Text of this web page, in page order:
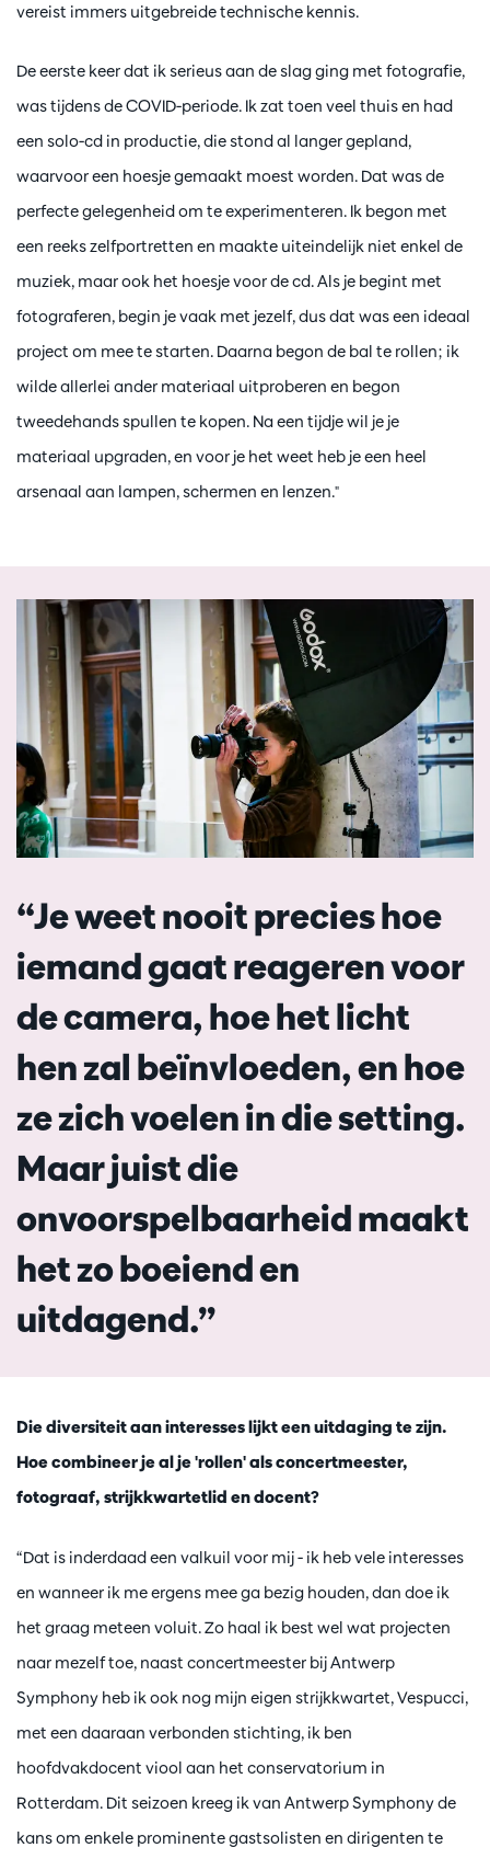
vereist immers uitgebreide technische kennis.
De eerste keer dat ik serieus aan de slag ging met fotografie,
was tijdens de COVID-periode. Ik zat toen veel thuis en had
een solo-cd in productie, die stond al langer gepland,
waarvoor een hoesje gemaakt moest worden. Dat was de
perfecte gelegenheid om te experimenteren. Ik begon met
een reeks zelfportretten en maakte uiteindelijk niet enkel de
muziek, maar ook het hoesje voor de cd. Als je begint met
fotograferen, begin je vaak met jezelf, dus dat was een ideaal
project om mee te starten. Daarna begon de bal te rollen; ik
wilde allerlei ander materiaal uitproberen en begon
tweedehands spullen te kopen. Na een tijdje wil je je
materiaal upgraden, en voor je het weet heb je een heel
arsenaal aan lampen, schermen en lenzen."
“Je weet nooit precies hoe
iemand gaat reageren voor
de camera, hoe het licht
hen zal beïnvloeden, en hoe
ze zich voelen in die setting.
Maar juist die
onvoorspelbaarheid maakt
het zo boeiend en
uitdagend.”
Die diversiteit aan interesses lijkt een uitdaging te zijn.
Hoe combineer je al je 'rollen' als concertmeester,
fotograaf, strijkkwartetlid en docent?
“Dat is inderdaad een valkuil voor mij - ik heb vele interesses
en wanneer ik me ergens mee ga bezig houden, dan doe ik
het graag meteen voluit. Zo haal ik best wel wat projecten
naar mezelf toe, naast concertmeester bij Antwerp
Symphony heb ik ook nog mijn eigen strijkkwartet, Vespucci,
met een daaraan verbonden stichting, ik ben
hoofdvakdocent viool aan het conservatorium in
Rotterdam. Dit seizoen kreeg ik van Antwerp Symphony de
kans om enkele prominente gastsolisten en dirigenten te